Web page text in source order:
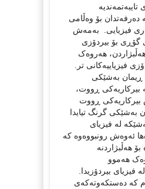
ده‌رفه‌تدان بۆ وه‌ڵامی
فیزیایی. به‌مه‌ش
گۆڕی بۆ بیردۆز‌ی
هه‌روه‌ک
فیزیاییه‌کانی تر.
ڕیمان به‌شێکی
بیرکاریه‌کی ڕووت،
بیرکاریه‌کی ڕووت
به‌شێکی گرنگ تیایدا
له‌ فیزیای
ئه‌وه‌ش رونبووه‌وه‌ که‌
بۆ هه‌ڵبژاردنه‌
هه‌موو
فیزیای بیردۆزیدا.
که‌ ده‌ستکه‌وته‌که‌ی